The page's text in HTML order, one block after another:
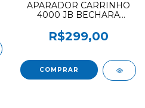
APARADOR CARRINHO
4000 JB BECHARA
R$299,00